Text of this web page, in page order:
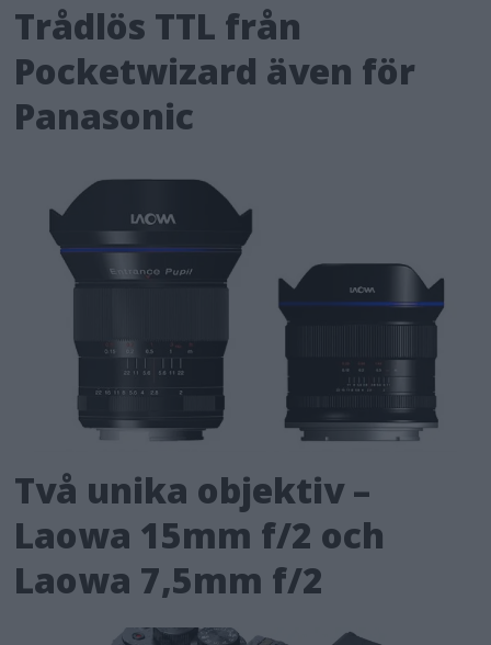
Trådlös TTL från
Pocketwizard även för
Panasonic
Två unika objektiv –
Laowa 15mm f/2 och
Laowa 7,5mm f/2